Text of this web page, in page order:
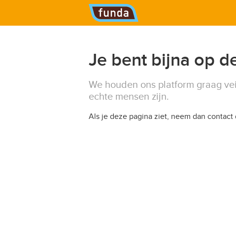
Hoofdmenu
Je bent bijna op
We houden ons platform graag
echte mensen zijn.
Als je deze pagina ziet, neem dan contact